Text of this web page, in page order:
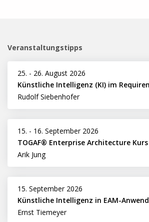
Veranstaltungstipps
25. - 26. August 2026
Rudolf Siebenhofer
15. - 16. September 2026
TOGAF® Enterprise Architecture
Arik Jung
15. September 2026
Ernst Tiemeyer